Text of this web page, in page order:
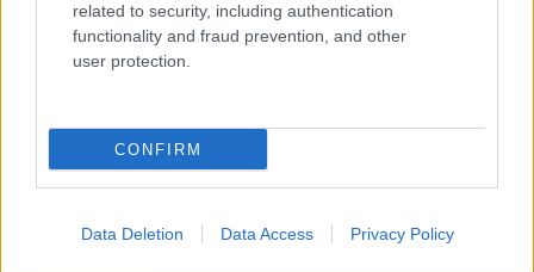
related to security, including authentication
functionality and fraud prevention, and other
user protection.
CONFIRM
Data Deletion Data Access Privacy Policy
LEGOLVASOTTABB
Siófokon a dzsesszfesztiválon